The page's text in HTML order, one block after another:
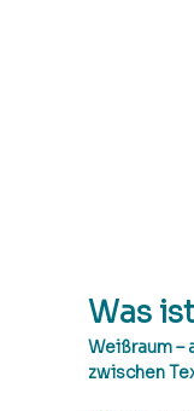
Was
Weißraum –
zwischen